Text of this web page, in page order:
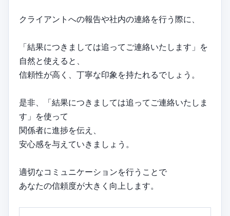
クライアントへの報告や社内の連絡を行う際に、
「結果につきましては追ってご連絡いたします」を
自然と使えると、
信頼性が高く、丁寧な印象を持たれるでしょう。
是非、「結果につきましては追ってご連絡いたしま
す」を使って
関係者に進捗を伝え、
安心感を与えていきましょう。
適切なコミュニケーションを行うことで
あなたの信頼度が大きく向上します。